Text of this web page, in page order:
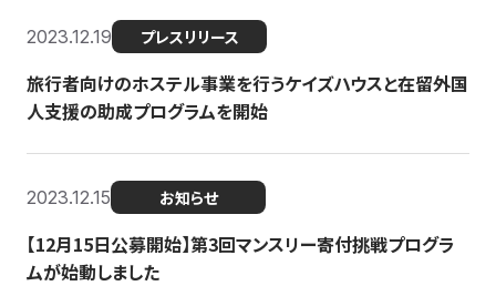
2023.12.19 プレスリリース
旅行者向けのホステル事業を行うケイズハウスと在留外国
人支援の助成プログラムを開始
2023.12.15 お知らせ
【12月15日公募開始】第3回マンスリー寄付挑戦プログラ
ムが始動しました